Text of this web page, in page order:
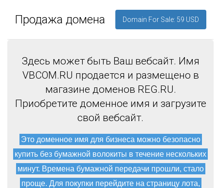
Domain For Sale: 59 USD
Продажа домена
Здесь может быть Ваш вебсайт. Имя
VBCOM.RU продается и размещено в
магазине доменов REG.RU.
Приобретите доменное имя и загрузите
свой вебсайт.
Это доменное имя для бизнеса можно безопасно
купить без бумажной волокиты в течение нескольких
минут. Времена бумажной передачи прошли, стало
проще. Для покупки перейдите на страницу лота,